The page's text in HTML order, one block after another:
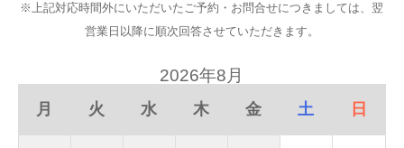
※上記対応時間外にいただいたご予約・お問合せにつきましては、翌
営業日以降に順次回答させていただきます。
2026年8月
月 火 水 木 金 土 日